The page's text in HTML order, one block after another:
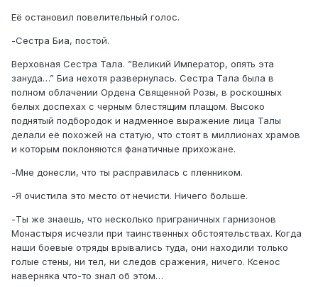
Её остановил повелительный голос.
-Сестра Биа, постой.
Верховная Сестра Тала. ”Великий Император, опять эта
зануда…” Биа нехотя развернулась. Сестра Тала была в
полном облачении Ордена Священной Розы, в роскошных
белых доспехах с черным блестящим плащом. Высоко
поднятый подбородок и надменное выражение лица Талы
делали её похожей на статую, что стоят в миллионах храмов
и которым поклоняются фанатичные прихожане.
-Мне донесли, что ты расправилась с пленником.
-Я очистила это место от нечисти. Ничего больше.
-Ты же знаешь, что несколько приграничных гарнизонов
Монастыря исчезли при таинственных обстоятельствах. Когда
наши боевые отряды врывались туда, они находили только
голые стены, ни тел, ни следов сражения, ничего. Ксенос
наверняка что-то знал об этом…